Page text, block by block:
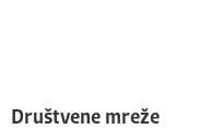
Društvene mreže